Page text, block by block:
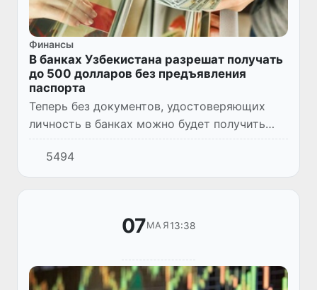
Финансы
В банках Узбекистана разрешат получать
до 500 долларов без предъявления
паспорта
Теперь без документов, удостоверяющих
личность в банках можно будет получить
наличную иностранную валюту в размере до
500 долларов.
5494
07МАЯ13:38